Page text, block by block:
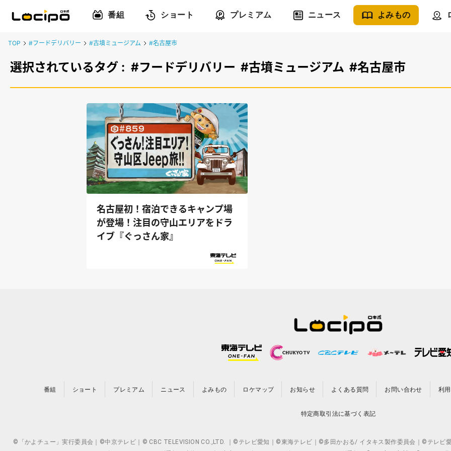
番組 ショート プレミアム ニュース よみもの
TOP #フードデリバリー #古墳ミュージアム #名古屋市
選択されているタグ : #フードデリバリー #古墳ミュージアム #名古屋市
名古屋初！宿泊できるキャンプ場
が登場！注目の守山エリアをドラ
イブ『ぐっさん家』
番組 ショート プレミアム ニュース よみもの ロケマップ お知らせ よくある質問 お問い合わせ 利
特定商取引法に基づく表記
©「かよチュー」実行委員会｜©中京テレビ｜© CBC TELEVISION CO.,LTD. ｜©テレビ愛知｜©東海テレビ｜©多田かおる/ イタキス製作委員会｜©テレビ